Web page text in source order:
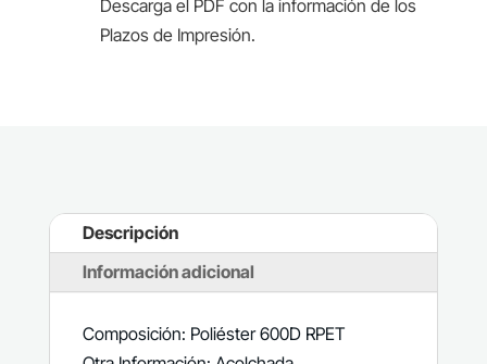
Descarga el PDF con la información de los
Plazos de Impresión.
Descripción
Información adicional
Composición: Poliéster 600D RPET